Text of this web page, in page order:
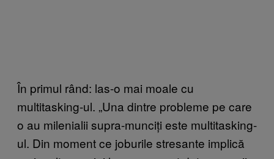
În primul rând: las-o mai moale cu
multitasking-ul. „Una dintre probleme pe care
o au milenialii supra-munciți este multitasking-
ul. Din moment ce joburile stresante implică